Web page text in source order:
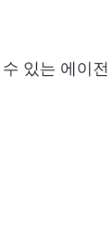
있는 에이전